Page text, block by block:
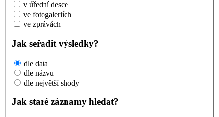
v úřední desce
ve fotogaleriích
ve zprávách
Jak seřadit výsledky?
dle data
dle názvu
dle největší shody
Jak staré záznamy hledat?